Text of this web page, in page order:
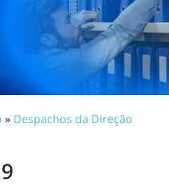
» Despachos da Direção